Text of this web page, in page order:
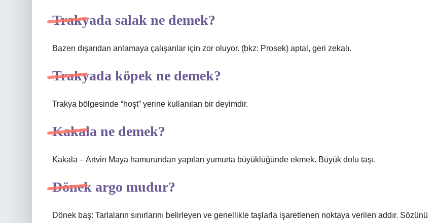
Trakyada salak ne demek?
Bazen dışarıdan anlamaya çalışanlar için zor oluyor. (bkz: Prosek) aptal, geri zekalı.
Trakyada köpek ne demek?
Trakya bölgesinde “hoşt” yerine kullanılan bir deyimdir.
Kakala ne demek?
Kakala – Artvin Maya hamurundan yapılan yumurta büyüklüğünde ekmek. Büyük dolu taşı.
Dönek argo mudur?
Dönek baş: Tarlaların sınırlarını belirleyen ve genellikle taşlarla işaretlenen noktaya verilen addır. Sözünü